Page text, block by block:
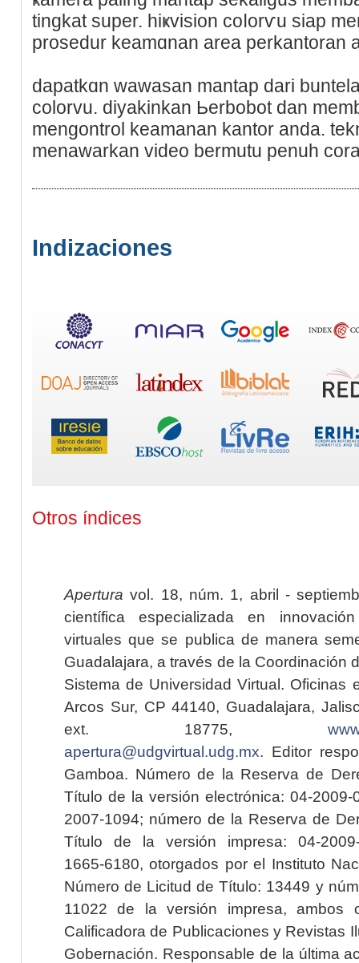
tingkat super. hіҝvisіon coⅼorѵu ѕiap
prosedur keamɑnan area perkantoran
dapatkɑn wawasan mantap dari
colorvu. diyakinkan Ьerbobot dan
mengontrol keamanan kantor anda.
menawarkan video bermutu penuh
Indizaciones
Otros índices
Apertura vol. 18, núm. 1, abril -
científica especializada en
virtuales que se publica de manera
Guadalajara, a través de la Coordinación
Sistema de Universidad Virtual. Oficinas
Arcos Sur, CP 44140, Guadalajara,
ext. 18775,
apertura@udgvirtual.udg.mx. Editor
Gamboa. Número de la Reserva de
Título de la versión electrónica: 04-2009-
2007-1094; número de la Reserva de
Título de la versión impresa: 04-2009-
1665-6180, otorgados por el Instituto
Número de Licitud de Título: 13449 y
11022 de la versión impresa, ambos
Calificadora de Publicaciones y Revistas
Gobernación. Responsable de la última